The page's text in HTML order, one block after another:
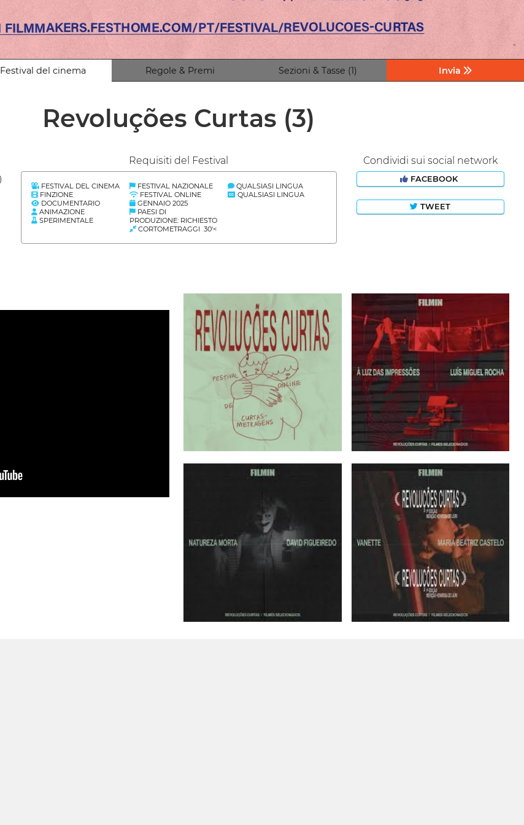
Festival del cinema Regole & Premi Sezioni & Tasse (1) Invia
Revoluções Curtas (3)
Requisiti del Festival
FESTIVAL DEL CINEMA
FINZIONE
DOCUMENTARIO
ANIMAZIONE
SPERIMENTALE
FESTIVAL NAZIONALE
FESTIVAL ONLINE
GENNAIO 2025
PAESI DI
PRODUZIONE: RICHIESTO
CORTOMETRAGGI 30'<
QUALSIASI LINGUA
QUALSIASI LINGUA
Condividi sui social network
FACEBOOK
TWEET